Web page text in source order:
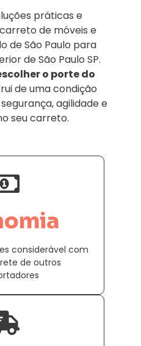
práticas e
de móveis e
de São Paulo para
de São Paulo SP.
o porte do
de uma condição
agilidade e
seu carreto.
considerável com
de outros